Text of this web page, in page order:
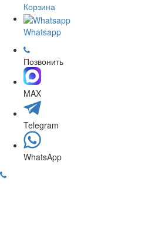
Корзина
Whatsapp
Позвонить
MAX
Telegram
WhatsApp